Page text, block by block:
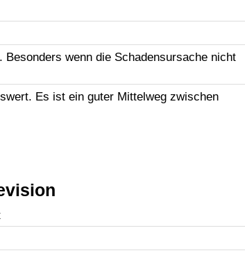
wenn die Schadensursache nicht
Es ist ein guter Mittelweg zwischen